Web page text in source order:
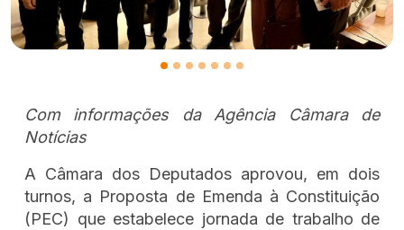
Com informações da Agência Câmara de
Notícias
A Câmara dos Deputados aprovou, em dois
turnos, a Proposta de Emenda à Constituição
(PEC) que estabelece jornada de trabalho de